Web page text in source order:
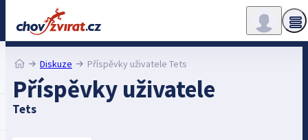
Diskuze Příspěvky uživatele Tets
Příspěvky uživatele
Tets